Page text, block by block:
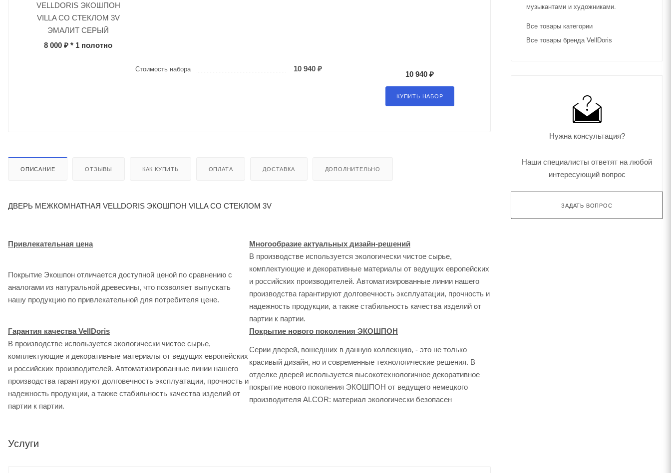
VELLDORIS ЭКОШПОН
VILLA СО СТЕКЛОМ 3V
ЭМАЛИТ СЕРЫЙ
8 000 ₽ * 1 полотно
Стоимость набора 10 940 ₽
10 940 ₽
КУПИТЬ НАБОР
ОПИСАНИЕ ОТЗЫВЫ КАК КУПИТЬ ОПЛАТА ДОСТАВКА ДОПОЛНИТЕЛЬНО
ДВЕРЬ МЕЖКОМНАТНАЯ VELLDORIS ЭКОШПОН VILLA СО СТЕКЛОМ 3V
Привлекательная цена Многообразие актуальных дизайн-решений
Покрытие Экошпон отличается доступной ценой по сравнению с
аналогами из натуральной древесины, что позволяет выпускать
нашу продукцию по привлекательной для потребителя цене.
В производстве используется экологически чистое сырье,
комплектующие и декоративные материалы от ведущих европейских
и российских производителей. Автоматизированные линии нашего
производства гарантируют долговечность эксплуатации, прочность и
надежность продукции, а также стабильность качества изделий от
партии к партии.
Гарантия качества VellDoris
Покрытие нового поколения ЭКОШПОН
В производстве используется экологически чистое сырье,
комплектующие и декоративные материалы от ведущих европейских
и российских производителей. Автоматизированные линии нашего
производства гарантируют долговечность эксплуатации, прочность и
надежность продукции, а также стабильность качества изделий от
партии к партии.
Серии дверей, вошедших в данную коллекцию, - это не только
красивый дизайн, но и современные технологические решения. В
отделке дверей используется высокотехнологичное декоративное
покрытие нового поколения ЭКОШПОН от ведущего немецкого
производителя ALCOR: материал экологически безопасен
Услуги
музыкантами и художниками.
Все товары категории
Все товары бренда VellDoris
Нужна консультация?
Наши специалисты ответят на любой
интересующий вопрос
ЗАДАТЬ ВОПРОС